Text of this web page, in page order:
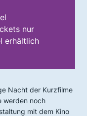
nur
erhältlich
Nacht der Kurzfilme
werden noch
mit dem Kino